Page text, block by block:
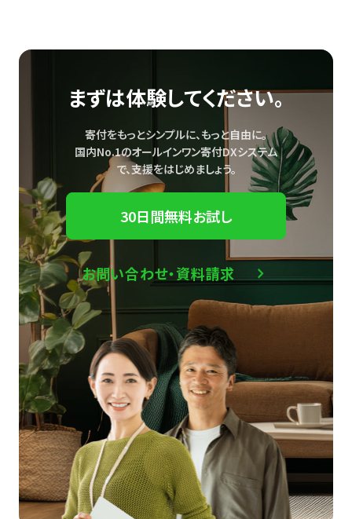
まずは体験してください。
寄付をもっとシンプルに、もっと自由に。
国内No.1のオールインワン寄付DXシステム
で、支援をはじめましょう。
30日間無料お試し
お問い合わせ・資料請求